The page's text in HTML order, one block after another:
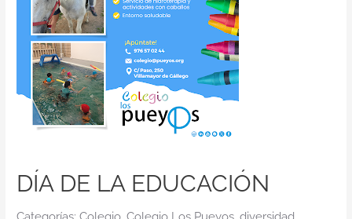
Contacto
DÍA DE LA EDUCACIÓN